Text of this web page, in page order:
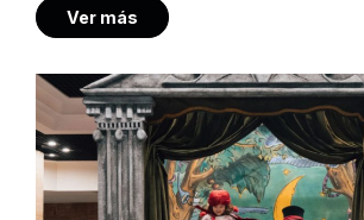
Ver más